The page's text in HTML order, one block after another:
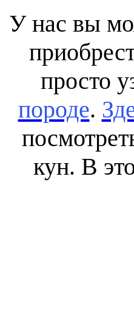
У нас вы
просто
породе.
кун. В